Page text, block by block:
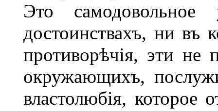
Это самодовольное
достоинствахъ, ни въ
противорѣчія, эти не
окружающихъ,
властолюбія, которое